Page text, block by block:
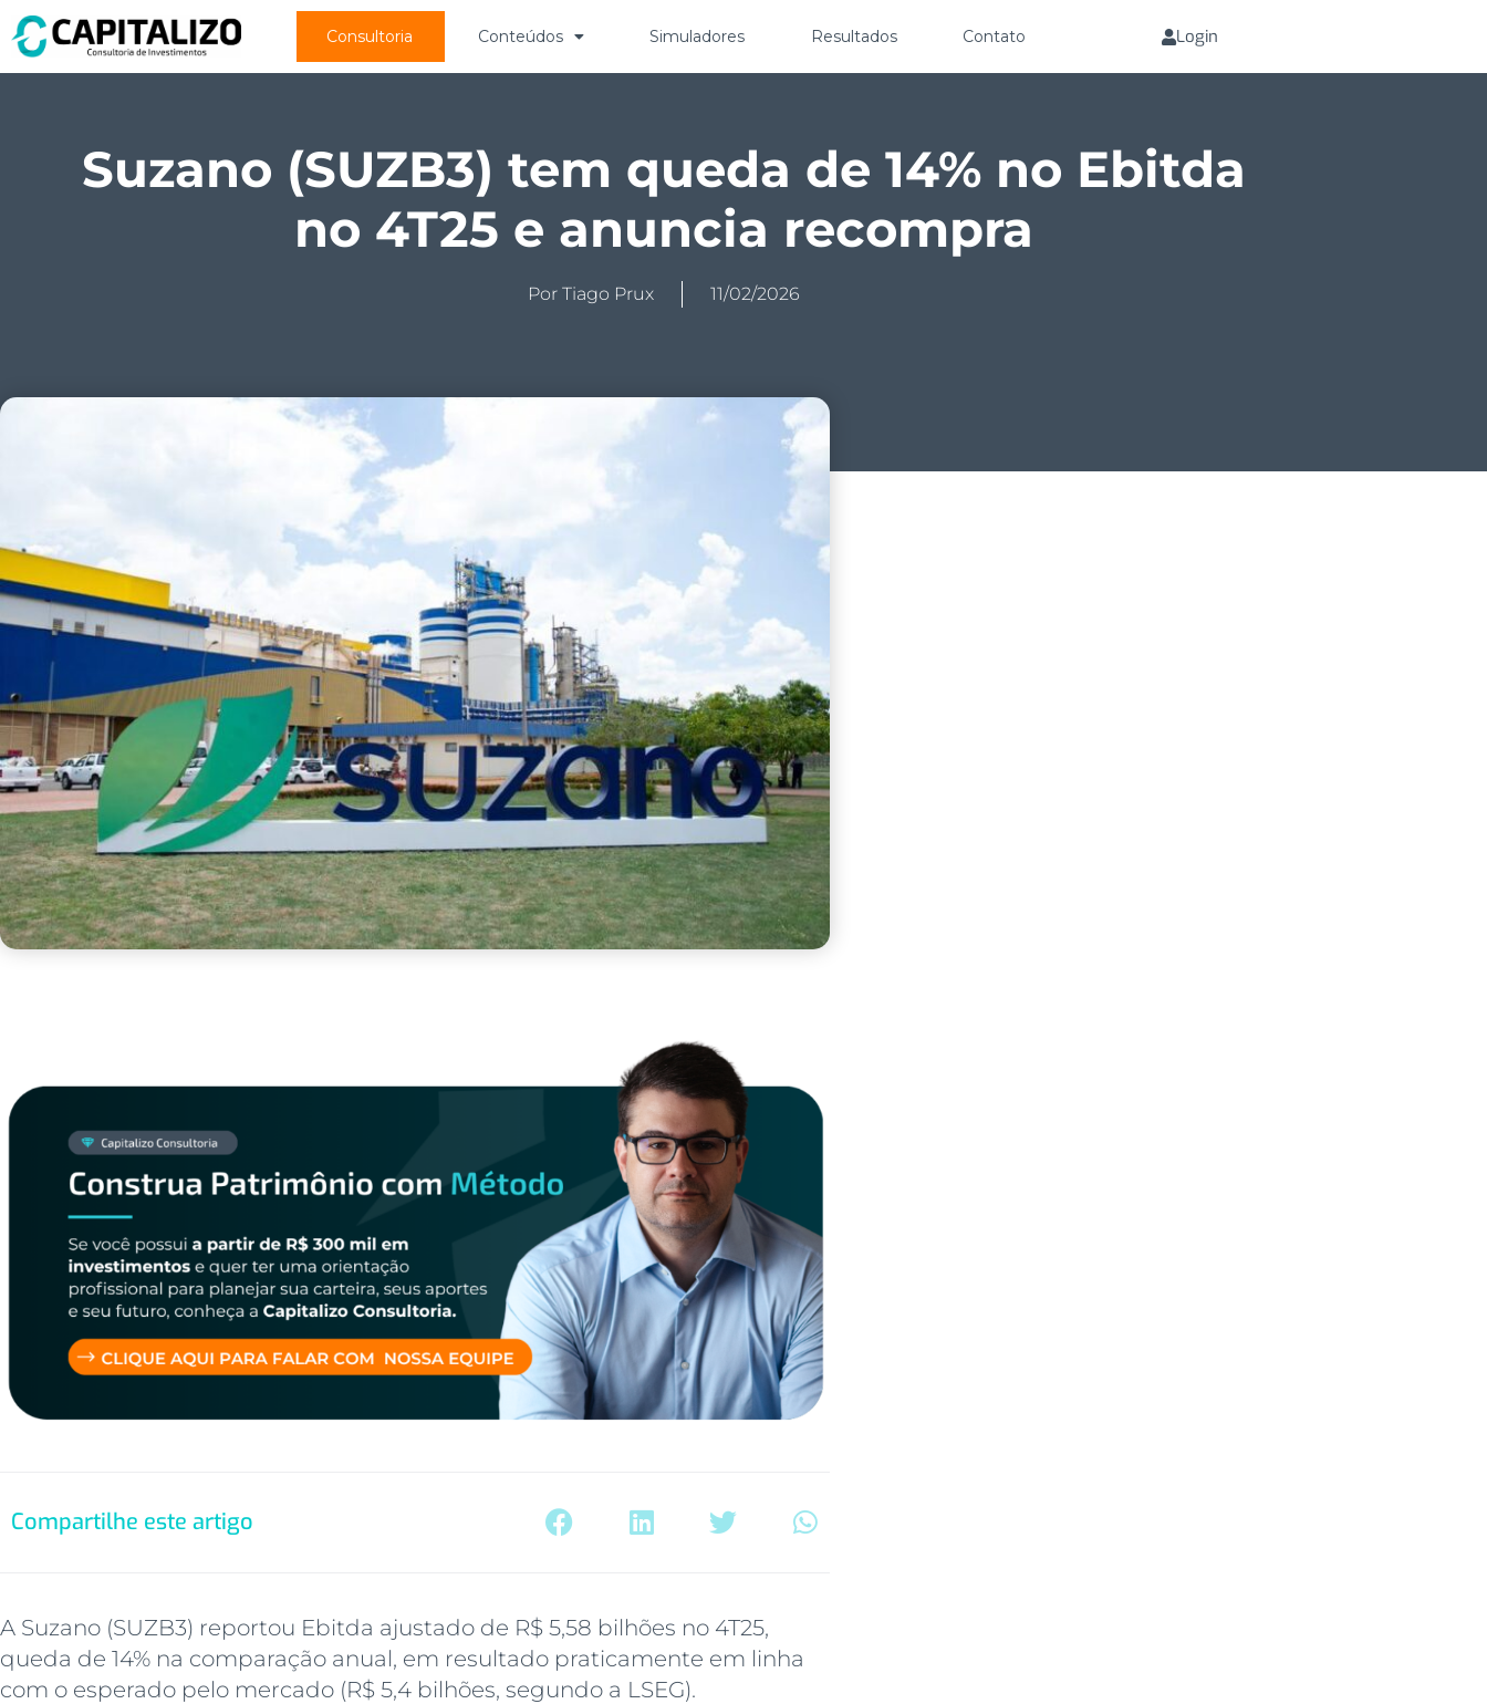
Consultoria Conteúdos Simuladores Resultados Contato Login
Suzano (SUZB3) tem queda de 14% no Ebitda
no 4T25 e anuncia recompra
Por Tiago Prux 11/02/2026
Compartilhe este artigo
A Suzano (SUZB3) reportou Ebitda ajustado de R$ 5,58 bilhões no 4T25,
queda de 14% na comparação anual, em resultado praticamente em linha
com o esperado pelo mercado (R$ 5,4 bilhões, segundo a LSEG).